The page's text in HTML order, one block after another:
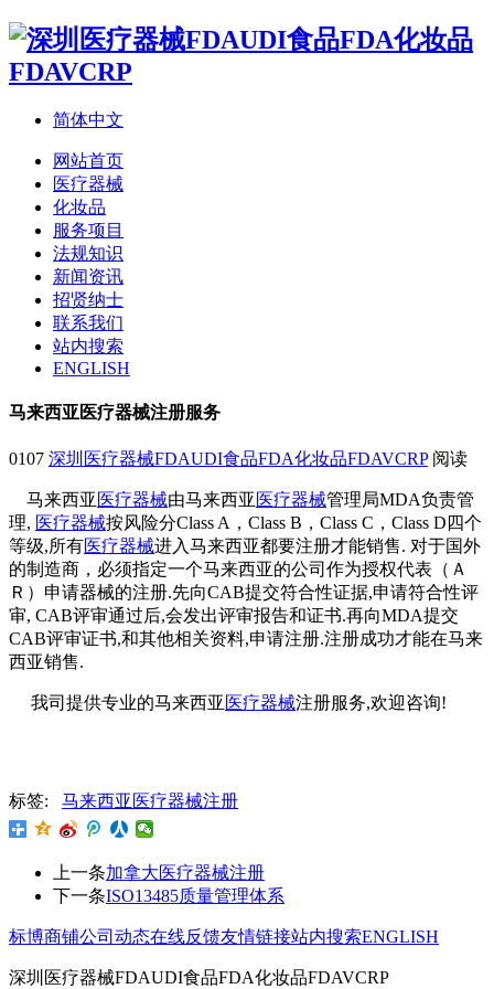
简体中文
网站首页
医疗器械
化妆品
服务项目
法规知识
新闻资讯
招贤纳士
联系我们
站内搜索
ENGLISH
马来西亚医疗器械注册服务
0107 深圳医疗器械FDAUDI食品FDA化妆品FDAVCRP 阅读
马来西亚 医疗器械由马来西亚 医疗器械管理局MDA负责管
理, 医疗器械按风险分Class A ， Class B ， Class C ， Class D 四个
等级,所有医疗器械进入马来西亚都要注册才能销售. 对于国外
的制造商，必须指定一个马来西亚的公司作为授权代表（Ａ
Ｒ）申请器械的注册.先向CAB提交符合性证据,申请符合性评
审, CAB评审通过后,会发出评审报告和证书.再向MDA提交
CAB评审证书,和其他相关资料,申请注册.注册成功才能在马来
西亚销售.
我司提供专业的马来西亚 医疗器械注册服务,欢迎咨询!
标签: 马来西亚医疗器械注册
上一条加拿大医疗器械注册
下一条ISO13485质量管理体系
标博商铺公司动态在线反馈友情链接站内搜索ENGLISH
深圳医疗器械FDAUDI食品FDA化妆品FDAVCRP